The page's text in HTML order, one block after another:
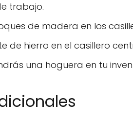
trabajo.
de madera en los
de hierro en el casillero
una hoguera en tu